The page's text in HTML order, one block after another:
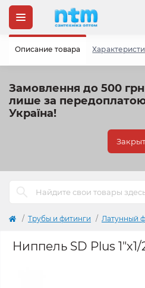
Замовлення до 500
лише за
Україна!
Трубы и фитинги Латунный
Ниппель SD Plus
Описание товара